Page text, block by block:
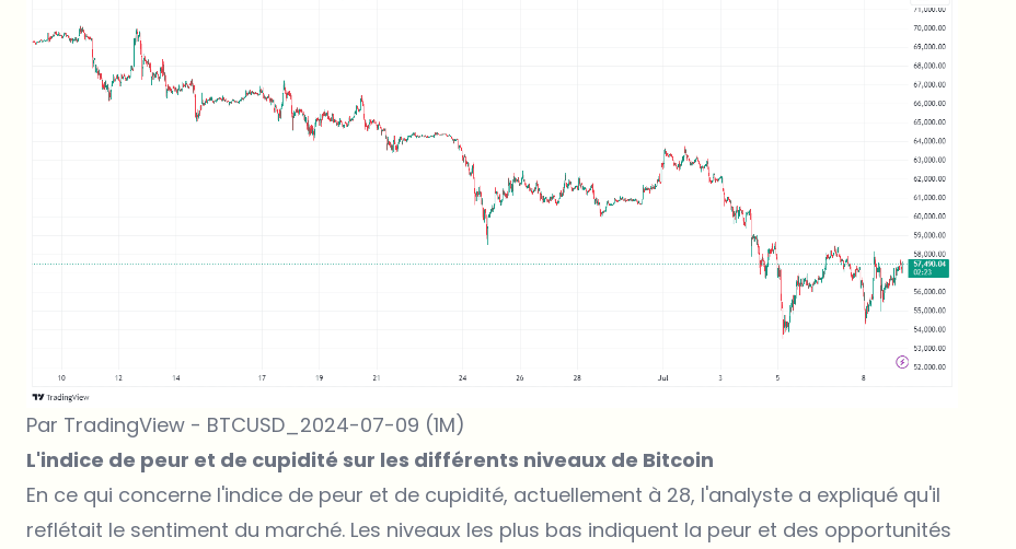
Par TradingView - BTCUSD_2024-07-09 (1M)
L'indice de peur et de cupidité sur les différents niveaux de Bitcoin
En ce qui concerne l'indice de peur et de cupidité, actuellement à 28, l'analyste a expliqué qu'il
reflétait le sentiment du marché. Les niveaux les plus bas indiquent la peur et des opportunités